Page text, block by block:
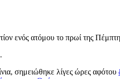
ενός ατόμου το πρωί της
σημειώθηκε λίγες ώρες αφότου